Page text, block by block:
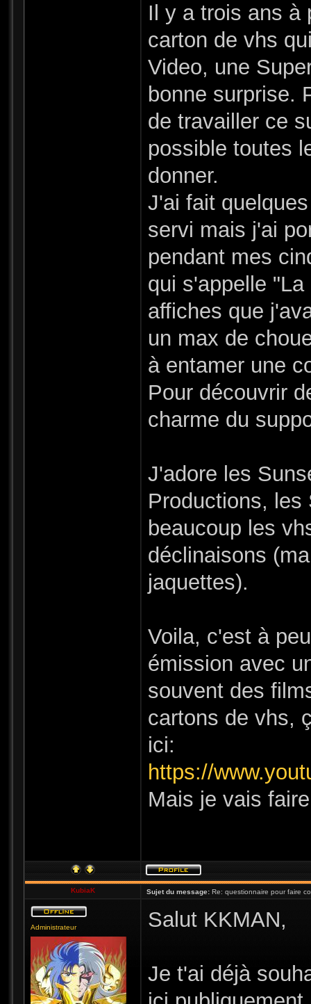
Il y a trois ans à
carton de vhs
Video, une
bonne surprise.
de travailler ce
possible toutes
donner.
J'ai fait
servi mais j'ai
pendant mes
qui s'appelle
affiches que
un max de
à entamer une
Pour découvrir
charme du
J'adore les
Productions, les
beaucoup les
déclinaisons
jaquettes).
Voila, c'est à
émission avec
souvent des
cartons de vhs,
ici:
https://
Mais je vais
KubiaK Sujet du message: Re: questionnaire pour faire
Administrateur Salut KKMAN,
Je t'ai déjà